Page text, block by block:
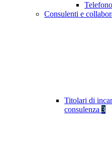
Consulenti e
Titolari di
consulenza 3